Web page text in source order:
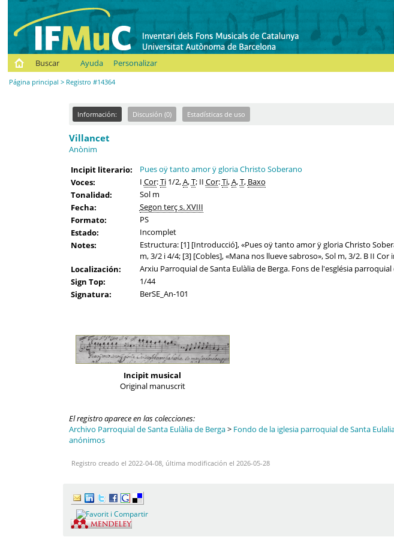
Buscar
Ayuda Personalizar
Página principal > Registro #14364
Información: Discusión (0) Estadísticas de uso
Villancet
Anònim
Incipit literario:
Pues oÿ tanto amor ÿ gloria Christo Soberano
Voces:
I Cor:Ti1/2,A,T; II Cor:Ti,A,T, Baxo
Tonalidad:
Sol m
Fecha:
Segon terç s. XVIII
Formato:
PS
Estado:
Incomplet
Notes:
Estructura: [1] [Introducció], «Pues oÿ tanto amor ÿ gloria Christo
m, 3/2 i 4/4; [3] [Cobles], «Mana nos llueve sabroso», Sol m, 3/2. B II Cor
Localización:
Arxiu Parroquial de Santa Eulàlia de Berga. Fons de l'església parroquial
Sign Top:
1/44
Signatura:
BerSE_An-101
Incipit musical
Original manuscrit
El registro aparece en las colecciones:
Archivo Parroquial de Santa Eulàlia de Berga> Fondo de la iglesia parroquial de Santa
anónimos
Registro creado el 2022-04-08, última modificación el 2026-05-28